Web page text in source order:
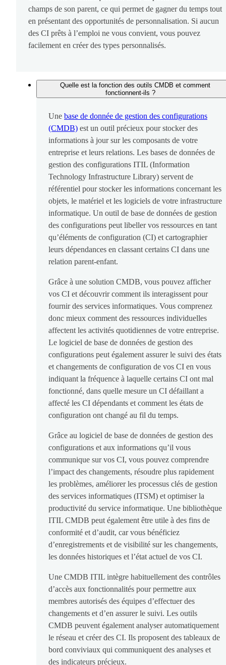
champs de son parent, ce qui permet de gagner du temps tout
en présentant des opportunités de personnalisation. Si aucun
des CI prêts à l’emploi ne vous convient, vous pouvez
facilement en créer des types personnalisés.
Quelle est la fonction des outils CMDB et comment
fonctionnent-ils ?
Une base de donnée de gestion des configurations
(CMDB) est un outil précieux pour stocker des
informations à jour sur les composants de votre
entreprise et leurs relations. Les bases de données de
gestion des configurations ITIL (Information
Technology Infrastructure Library) servent de
référentiel pour stocker les informations concernant les
objets, le matériel et les logiciels de votre infrastructure
informatique. Un outil de base de données de gestion
des configurations peut libeller vos ressources en tant
qu’éléments de configuration (CI) et cartographier
leurs dépendances en classant certains CI dans une
relation parent-enfant.
Grâce à une solution CMDB, vous pouvez afficher
vos CI et découvrir comment ils interagissent pour
fournir des services informatiques. Vous comprenez
donc mieux comment des ressources individuelles
affectent les activités quotidiennes de votre entreprise.
Le logiciel de base de données de gestion des
configurations peut également assurer le suivi des états
et changements de configuration de vos CI en vous
indiquant la fréquence à laquelle certains CI ont mal
fonctionné, dans quelle mesure un CI défaillant a
affecté les CI dépendants et comment les états de
configuration ont changé au fil du temps.
Grâce au logiciel de base de données de gestion des
configurations et aux informations qu’il vous
communique sur vos CI, vous pouvez comprendre
l’impact des changements, résoudre plus rapidement
les problèmes, améliorer les processus clés de gestion
des services informatiques (ITSM) et optimiser la
productivité du service informatique. Une bibliothèque
ITIL CMDB peut également être utile à des fins de
conformité et d’audit, car vous bénéficiez
d’enregistrements et de visibilité sur les changements,
les données historiques et l’état actuel de vos CI.
Une CMDB ITIL intègre habituellement des contrôles
d’accès aux fonctionnalités pour permettre aux
membres autorisés des équipes d’effectuer des
changements et d’en assurer le suivi. Les outils
CMDB peuvent également analyser automatiquement
le réseau et créer des CI. Ils proposent des tableaux de
bord conviviaux qui communiquent des analyses et
des indicateurs précieux.